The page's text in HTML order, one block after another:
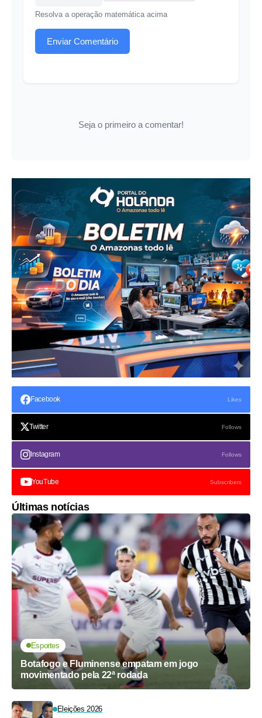
Resolva a operação matemática acima
Enviar Comentário
Seja o primeiro a comentar!
Facebook Likes
Twitter Follows
Instagram Follows
YouTube Subscribers
Últimas notícias
Esportes
Botafogo e Fluminense empatam em jogo
movimentado pela 22ª rodada
Eleições 2026